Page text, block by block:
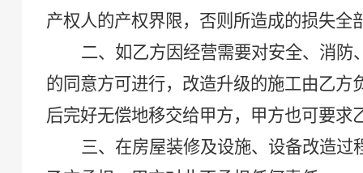
产权人的产权界限，否则所造成的损失
二、如乙方因经营需要对安全、消
的同意方可进行，改造升级的施工由乙
后完好无偿地移交给甲方，甲方也可要求
三、在房屋装修及设施、设备改造